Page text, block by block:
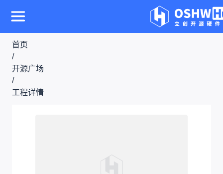
首页
/
开源广场
/
工程详情